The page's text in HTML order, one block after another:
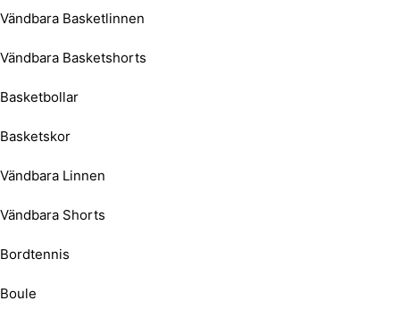
Vändbara Basketlinnen
Vändbara Basketshorts
Basketbollar
Basketskor
Vändbara Linnen
Vändbara Shorts
Bordtennis
Boule